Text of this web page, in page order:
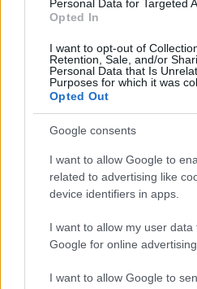
consent section.
Personal Data for Targeted
Opted In
I want to opt-out of
Retention, Sale, and/or
Personal Data that Is
Purposes for which it was
Opted Out
Google consents
I want to allow Google to
related to advertising like
device identifiers in apps.
I want to allow my user data
Google for online
I want to allow Google to
TE RECOMENDAMOS